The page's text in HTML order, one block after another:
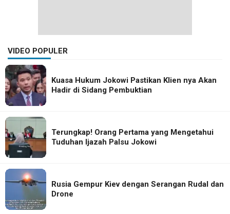
VIDEO POPULER
Kuasa Hukum Jokowi Pastikan Klien nya Akan
Hadir di Sidang Pembuktian
Terungkap! Orang Pertama yang Mengetahui
Tuduhan Ijazah Palsu Jokowi
Rusia Gempur Kiev dengan Serangan Rudal dan
Drone